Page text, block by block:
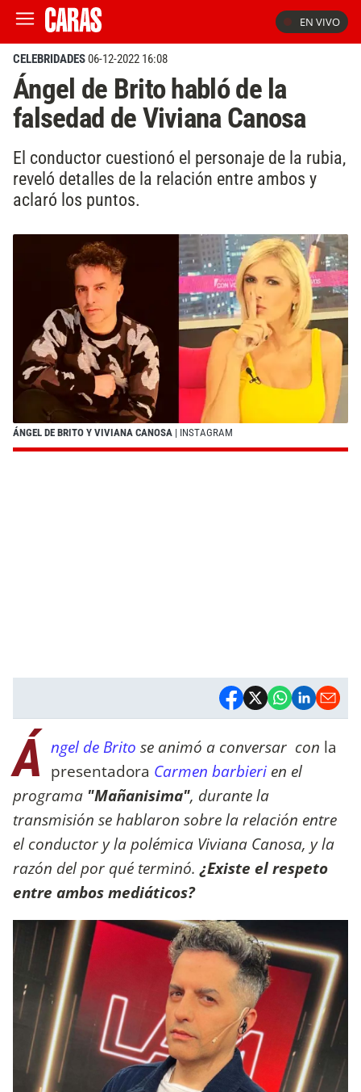
EN VIVO
CELEBRIDADES06-12-2022 16:08
Ángel de Brito habló de la
falsedad de Viviana Canosa
El conductor cuestionó el personaje de la rubia,
reveló detalles de la relación entre ambos y
aclaró los puntos.
ÁNGEL DE BRITO Y VIVIANA CANOSA | INSTAGRAM
Á ngel de Brito se animó a conversar con la
presentadora Carmen barbieri en el
programa "Mañanisima", durante la
transmisión se hablaron sobre la relación entre
el conductor y la polémica Viviana Canosa, y la
razón del por qué terminó.¿Existe el respeto
entre ambos mediáticos?